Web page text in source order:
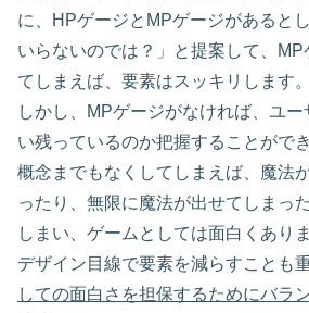
に、HPゲージとMPゲージがあると
いらないのでは？」と提案して、
てしまえば、要素はスッキリします。
しかし、MPゲージがなければ、ユ
い残っているのか把握することがで
概念までもなくしてしまえば、魔法
ったり、無限に魔法が出せてしまっ
しまい、ゲームとしては面白くありま
デザイン目線で要素を減らすことも
しての面白さを担保するためにバラ